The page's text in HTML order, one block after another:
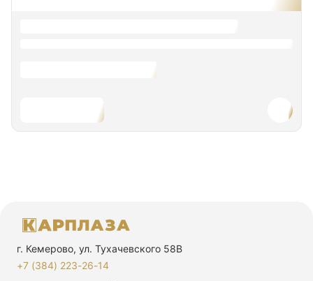
г. Кемерово, ул. Тухачевского 58В
+7 (384) 223-26-14‬